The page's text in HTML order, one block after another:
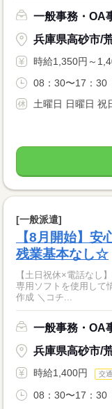
一般事務・OA
兵庫県高砂市/
時給1,350円～
08：30〜17：30
土曜日 日曜日 祝
[一般派遣]
【8月開始】
残業基本なし☆
【土日祝休×電話なし
専用ソフトを使用して
作成 ＼コチ...
一般事務・OA
兵庫県高砂市/
時給1,400円 交
08：30〜17：30